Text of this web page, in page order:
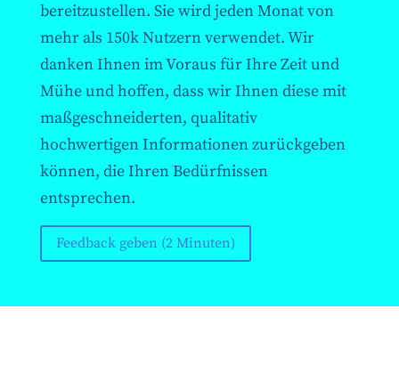
bereitzustellen. Sie wird jeden Monat von
mehr als 150k Nutzern verwendet. Wir
danken Ihnen im Voraus für Ihre Zeit und
Mühe und hoffen, dass wir Ihnen diese mit
maßgeschneiderten, qualitativ
hochwertigen Informationen zurückgeben
können, die Ihren Bedürfnissen
entsprechen.
Feedback geben (2 Minuten)